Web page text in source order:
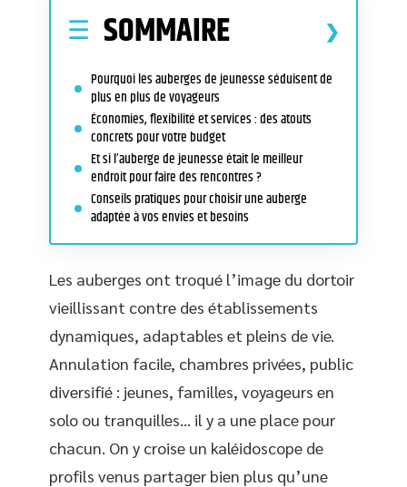
SOMMAIRE
Pourquoi les auberges de jeunesse séduisent de
plus en plus de voyageurs
Économies, flexibilité et services : des atouts
concrets pour votre budget
Et si l’auberge de jeunesse était le meilleur
endroit pour faire des rencontres ?
Conseils pratiques pour choisir une auberge
adaptée à vos envies et besoins
Les auberges ont troqué l’image du dortoir
vieillissant contre des établissements
dynamiques, adaptables et pleins de vie.
Annulation facile, chambres privées, public
diversifié : jeunes, familles, voyageurs en
solo ou tranquilles… il y a une place pour
chacun. On y croise un kaléidoscope de
profils venus partager bien plus qu’une